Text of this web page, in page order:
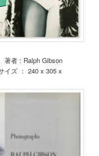
著者 : Ralph Gibson
イズ ： 240 x 305 x